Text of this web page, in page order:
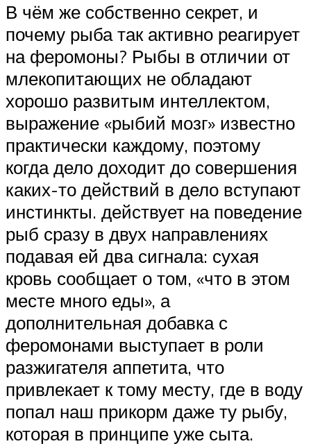
В чём же собственно секрет, и
почему рыба так активно реагирует
на феромоны? Рыбы в отличии от
млекопитающих не обладают
хорошо развитым интеллектом,
выражение «рыбий мозг» известно
практически каждому, поэтому
когда дело доходит до совершения
каких-то действий в дело вступают
инстинкты. действует на поведение
рыб сразу в двух направлениях
подавая ей два сигнала: сухая
кровь сообщает о том, «что в этом
месте много еды», а
дополнительная добавка с
феромонами выступает в роли
разжигателя аппетита, что
привлекает к тому месту, где в воду
попал наш прикорм даже ту рыбу,
которая в принципе уже сыта.